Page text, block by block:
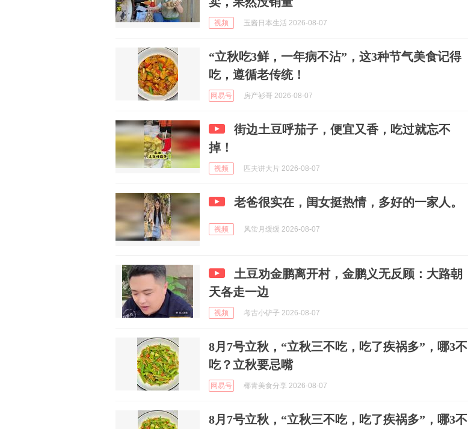
视频 玉酱日本生活 2026-08-07
“立秋吃3鲜，一年病不沾”，这3种节气美食记得
吃，遵循老传统！
网易号 房产衫哥 2026-08-07
街边土豆呼茄子，便宜又香，吃过就忘不
掉！
视频 匹夫讲大片 2026-08-07
老爸很实在，闺女挺热情，多好的一家人。
视频 风蛍月缓缓 2026-08-07
土豆劝金鹏离开村，金鹏义无反顾：大路朝
天各走一边
视频 考古小铲子 2026-08-07
8月7号立秋，“立秋三不吃，吃了疾祸多”，哪3不
吃？立秋要忌嘴
网易号 椰青美食分享 2026-08-07
8月7号立秋，“立秋三不吃，吃了疾祸多”，哪3不